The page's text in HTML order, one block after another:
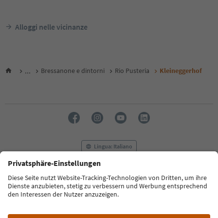
Alloggi nelle vicinanze
... Bressanone e dintorni Rio Pusteria Kleineggerhof
Lingua: Italiano
FAQ Contatti Press MICE
Privacy Policy
Termini e condizioni
Crediti
Cookie Policy